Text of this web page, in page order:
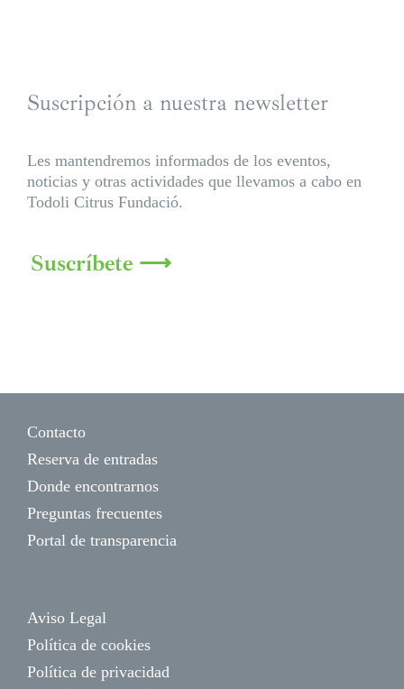
Suscripción a nuestra newsletter
Les mantendremos informados de los eventos,
noticias y otras actividades que llevamos a cabo en
Todoli Citrus Fundació.
Suscríbete ⟶
Contacto
Reserva de entradas
Donde encontrarnos
Preguntas frecuentes
Portal de transparencia
Aviso Legal
Política de cookies
Política de privacidad